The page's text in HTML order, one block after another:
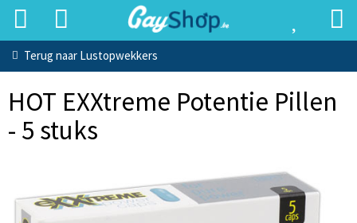
Terug naar Lustopwekkers
HOT EXXtreme Potentie Pillen
- 5 stuks